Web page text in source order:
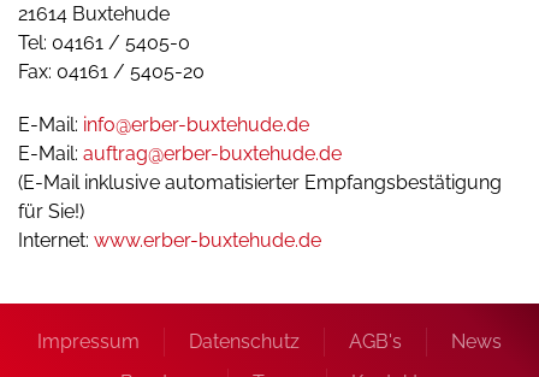
21614 Buxtehude
Tel: 04161 / 5405-0
Fax: 04161 / 5405-20
E-Mail: info@erber-buxtehude.de
E-Mail: auftrag@erber-buxtehude.de
(E-Mail inklusive automatisierter Empfangsbestätigung
für Sie!)
Internet: www.erber-buxtehude.de
Impressum Datenschutz AGB's
News